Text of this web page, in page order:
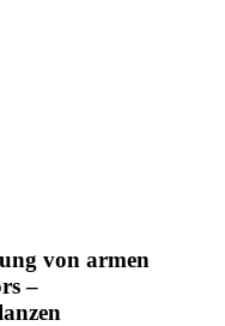
von armen
–